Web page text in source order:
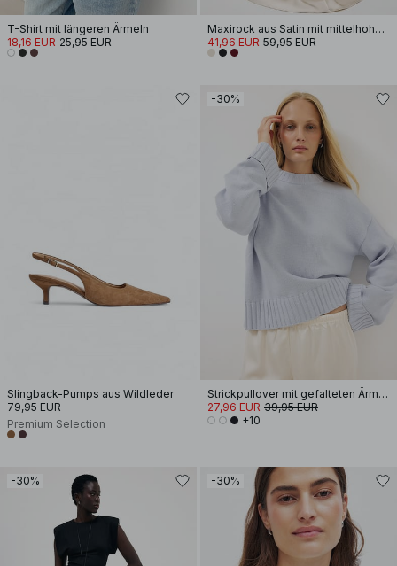
T-Shirt mit längeren Ärmeln
18,16 EUR 25,95 EUR
Maxirock aus Satin mit mittelhoher Taille
41,96 EUR 59,95 EUR
Slingback-Pumps aus Wildleder
79,95 EUR
Premium Selection
-30%
Strickpullover mit gefalteten Ärmeln
27,96 EUR 39,95 EUR
+10
-30% -30%